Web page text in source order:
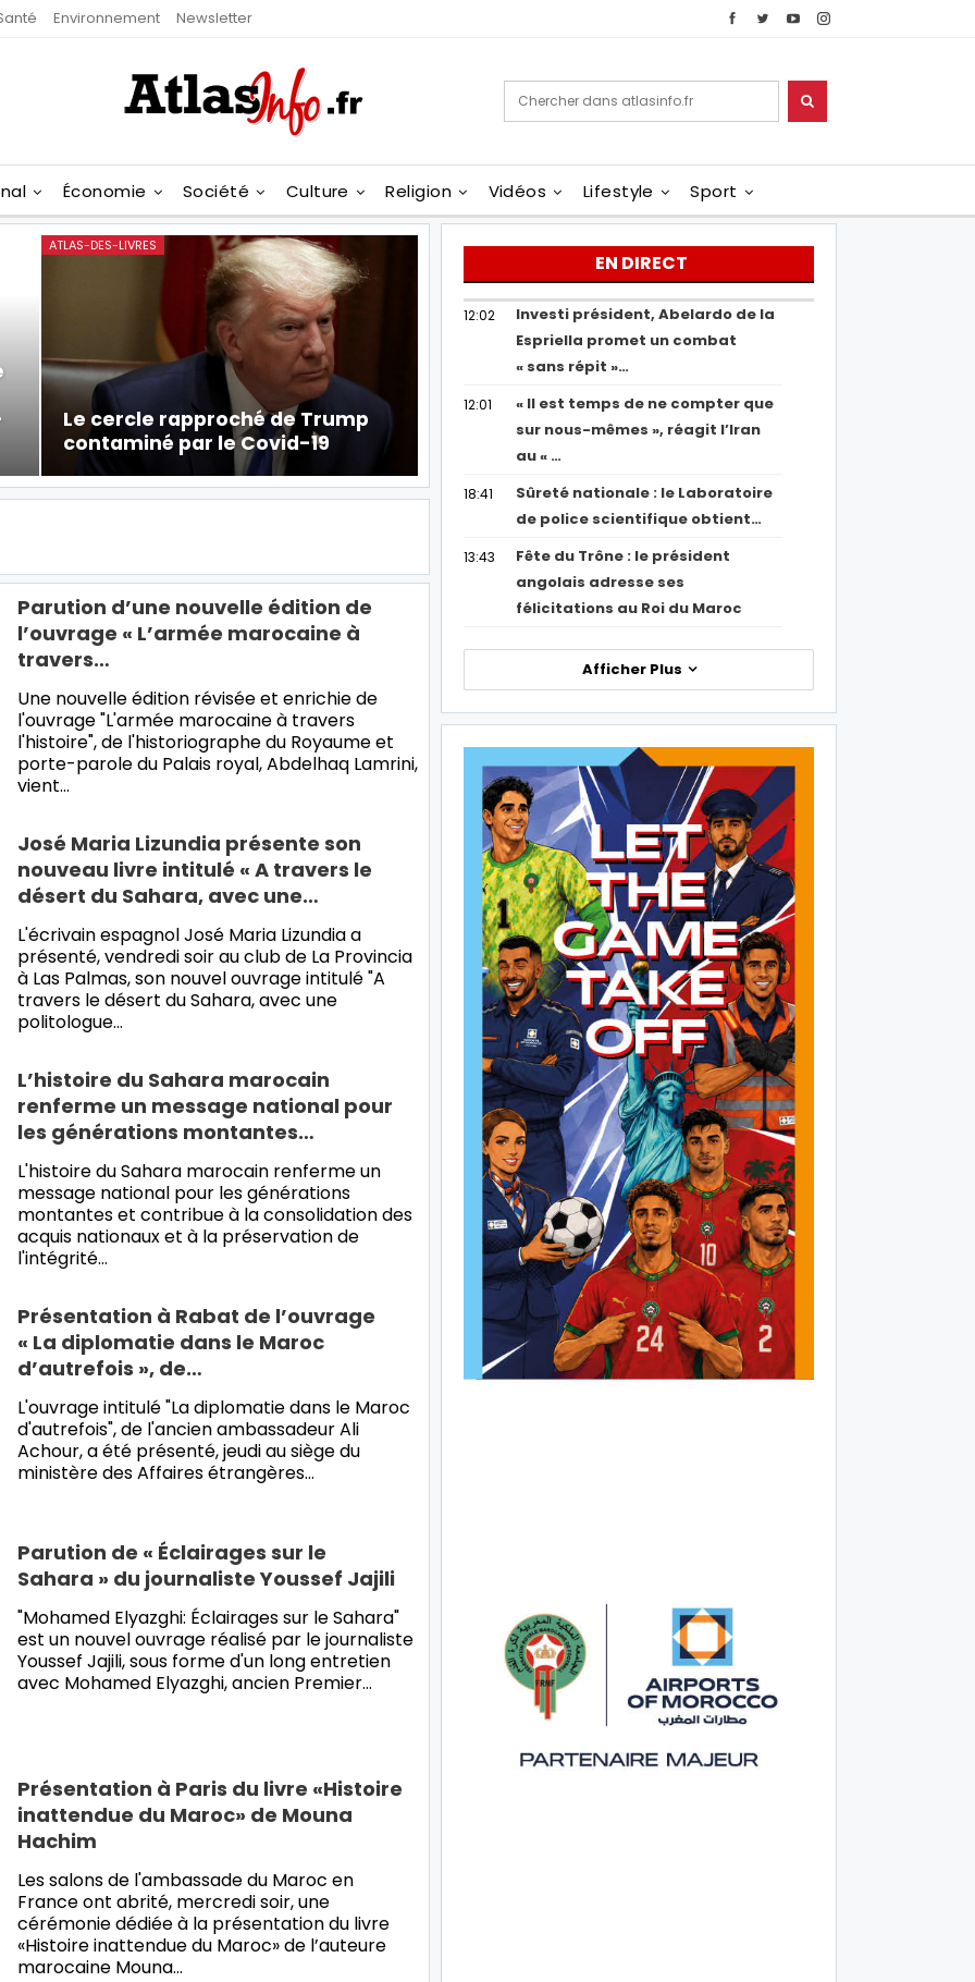
Environnement Newsletter
Économie Société Culture Religion Vidéos Lifestyle Sport
ATLAS-DES-LIVRES
Le cercle rapproché de Trump
contaminé par le Covid-19
Parution d’une nouvelle édition de
l’ouvrage « L’armée marocaine à
travers…
Une nouvelle édition révisée et enrichie de
l'ouvrage "L'armée marocaine à travers
l'histoire", de l'historiographe du Royaume et
porte-parole du Palais royal, Abdelhaq Lamrini,
vient…
José Maria Lizundia présente son
nouveau livre intitulé « A travers le
désert du Sahara, avec une…
L'écrivain espagnol José Maria Lizundia a
présenté, vendredi soir au club de La Provincia
à Las Palmas, son nouvel ouvrage intitulé "A
travers le désert du Sahara, avec une
politologue…
L’histoire du Sahara marocain
renferme un message national pour
les générations montantes…
L'histoire du Sahara marocain renferme un
message national pour les générations
montantes et contribue à la consolidation des
acquis nationaux et à la préservation de
l'intégrité…
Présentation à Rabat de l’ouvrage
« La diplomatie dans le Maroc
d’autrefois », de…
L'ouvrage intitulé "La diplomatie dans le Maroc
d'autrefois", de l'ancien ambassadeur Ali
Achour, a été présenté, jeudi au siège du
ministère des Affaires étrangères…
Parution de « Éclairages sur le
Sahara » du journaliste Youssef Jajili
"Mohamed Elyazghi: Éclairages sur le Sahara"
est un nouvel ouvrage réalisé par le journaliste
Youssef Jajili, sous forme d'un long entretien
avec Mohamed Elyazghi, ancien Premier…
Présentation à Paris du livre «Histoire
inattendue du Maroc» de Mouna
Hachim
Les salons de l'ambassade du Maroc en
France ont abrité, mercredi soir, une
cérémonie dédiée à la présentation du livre
«Histoire inattendue du Maroc» de l’auteure
marocaine Mouna…
EN DIRECT
12:02
Investi président, Abelardo de la
Espriella promet un combat
« sans répit »…
12:01
« Il est temps de ne compter que
sur nous-mêmes », réagit l’Iran
au « …
18:41
Sûreté nationale : le Laboratoire
de police scientifique obtient…
13:43
Fête du Trône : le président
angolais adresse ses
félicitations au Roi du Maroc
Afficher Plus